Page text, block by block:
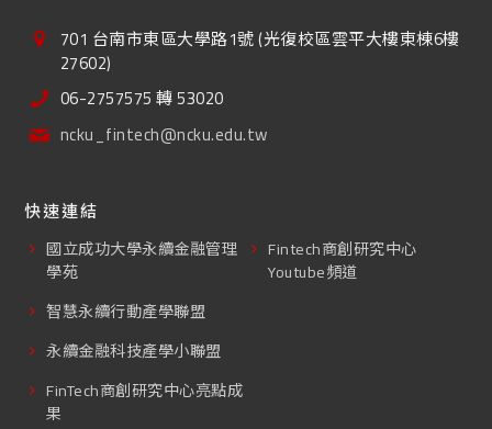
701 台南市東區大學路1號 (光復校區雲平大樓東棟6樓
27602)
06-2757575 轉 53020
ncku_fintech@ncku.edu.tw
快速連結
國立成功大學永續金融管理
學苑
智慧永續行動產學聯盟
永續金融科技產學小聯盟
FinTech商創研究中心亮點成
果
Fintech商創研究中心
Youtube頻道